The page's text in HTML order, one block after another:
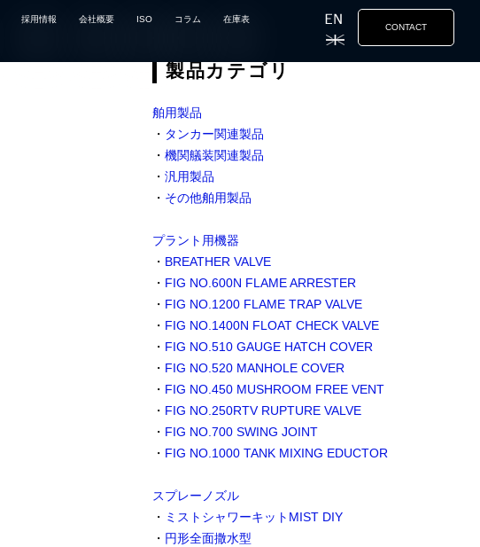
採用情報 会社概要 ISO コラム
在庫表
CONTACT
製品カテゴリ
舶用製品
・ タンカー関連製品
・ 機関艤装関連製品
・ 汎用製品
・ その他舶用製品
プラント用機器
・ BREATHER VALVE
・ FIG NO.600N FLAME ARRESTER
・ FIG NO.1200 FLAME TRAP VALVE
・ FIG NO.1400N FLOAT CHECK VALVE
・ FIG NO.510 GAUGE HATCH COVER
・ FIG NO.520 MANHOLE COVER
・ FIG NO.450 MUSHROOM FREE VENT
・ FIG NO.250RTV RUPTURE VALVE
・ FIG NO.700 SWING JOINT
・ FIG NO.1000 TANK MIXING EDUCTOR
スプレーノズル
・ ミストシャワーキットMIST DIY
・ 円形全面撒水型